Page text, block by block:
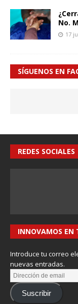
No.
17
SÍGUENOS EN
REDES SOCIALES
INNOVAMOS EN
Introduce tu correo
nuevas entradas.
Suscribir